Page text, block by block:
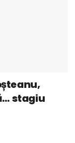
stagiu